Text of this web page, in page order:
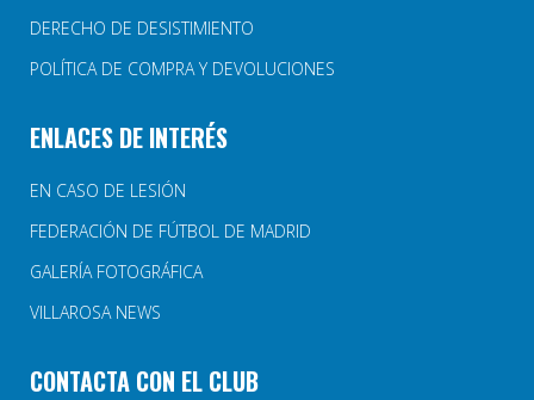
DERECHO DE DESISTIMIENTO
POLÍTICA DE COMPRA Y DEVOLUCIONES
ENLACES DE INTERÉS
EN CASO DE LESIÓN
FEDERACIÓN DE FÚTBOL DE MADRID
GALERÍA FOTOGRÁFICA
VILLAROSA NEWS
CONTACTA CON EL CLUB